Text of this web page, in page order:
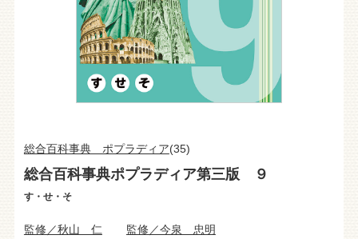
総合百科事典 ポプラディア(35)
総合百科事典ポプラディア第三版 ９
す・せ・そ
監修／秋山 仁
監修／今泉 忠明